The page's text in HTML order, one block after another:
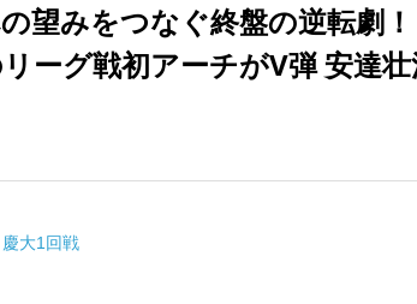
の望みをつなぐ終盤の逆転劇
ーグ戦初アーチがV弾 安達
大1回戦